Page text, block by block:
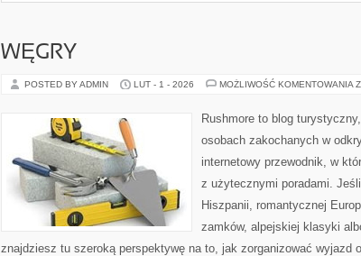
WĘGRY
POSTED BY ADMIN LUT - 1 - 2026 MOŻLIWOŚĆ KOMENTOWANIA
Rushmore to blog
osobach zakochanych w
internetowy przewodnik, w
z użytecznymi poradami.
Hiszpanii, romantycznej
zamków, alpejskiej klasyki
znajdziesz tu szeroką perspektywę na to, jak zorganizować wyjazd